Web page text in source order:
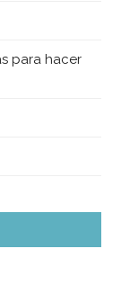
para hacer